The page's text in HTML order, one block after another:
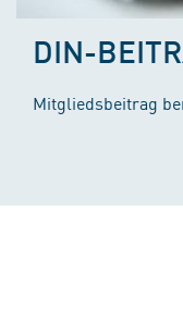
DIN-
Mitgliedsbeitrag